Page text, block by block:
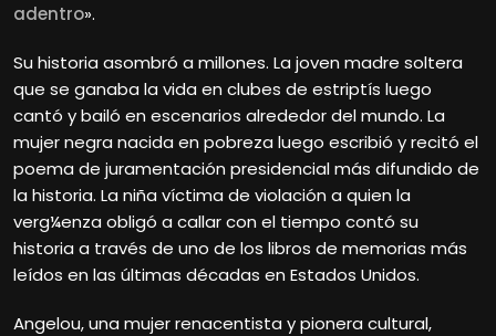
adentro».
Su historia asombró a millones. La joven madre soltera
que se ganaba la vida en clubes de estriptís luego
cantó y bailó en escenarios alrededor del mundo. La
mujer negra nacida en pobreza luego escribió y recitó el
poema de juramentación presidencial más difundido de
la historia. La niña víctima de violación a quien la
verg¼enza obligó a callar con el tiempo contó su
historia a través de uno de los libros de memorias más
leídos en las últimas décadas en Estados Unidos.
Angelou, una mujer renacentista y pionera cultural,